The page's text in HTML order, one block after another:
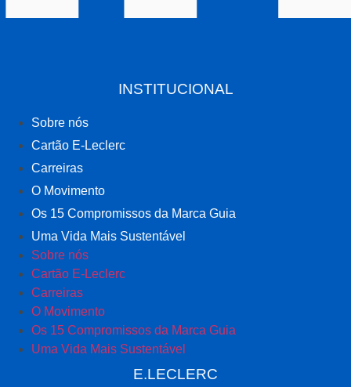
INSTITUCIONAL
Sobre nós
Cartão E-Leclerc
Carreiras
O Movimento
Os 15 Compromissos da Marca Guia
Uma Vida Mais Sustentável
Sobre nós
Cartão E-Leclerc
Carreiras
O Movimento
Os 15 Compromissos da Marca Guia
Uma Vida Mais Sustentável
E.LECLERC